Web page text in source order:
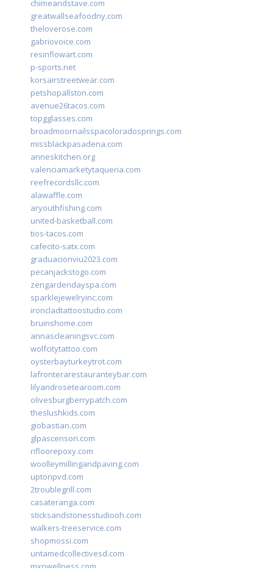
chimeandstave.com
greatwallseafoodny.com
theloverose.com
gabriovoice.com
resinflowart.com
p-sports.net
korsairstreetwear.com
petshopallston.com
avenue26tacos.com
topgglasses.com
broadmoornailsspacoloradosprings.com
missblackpasadena.com
anneskitchen.org
valenciamarketytaqueria.com
reefrecordsllc.com
alawaffle.com
aryouthfishing.com
united-basketball.com
tios-tacos.com
cafecito-satx.com
graduacionviu2023.com
pecanjackstogo.com
zengardendayspa.com
sparklejewelryinc.com
ironcladtattoostudio.com
bruinshome.com
annascleaningsvc.com
wolfcitytattoo.com
oysterbayturkeytrot.com
lafronterarestauranteybar.com
lilyandrosetearoom.com
olivesburgberrypatch.com
theslushkids.com
giobastian.com
glpascensori.com
rifloorepoxy.com
woolleymillingandpaving.com
uptonpvd.com
2troublegrill.com
casateranga.com
sticksandstonesstudiooh.com
walkers-treeservice.com
shopmossi.com
untamedcollectivesd.com